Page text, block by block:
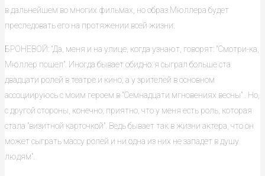
в дальнейшем во многих фильмах, но образ Мюллера будет
преследовать его на протяжении всей жизни.
БРОНЕВОЙ: "Да, меня и на улице, когда узнают, говорят: "Смотри-ка,
Мюллер пошел". Иногда бывает обидно: я сыграл больше ста
двадцати ролей в театре и кино, а у зрителей в основном
ассоциируюсь с моим героем в "Семнадцати мгновениях весны" . Но,
с другой стороны, конечно, приятно, что у меня есть роль, которая
стала "визитной карточкой". Ведь бывает так в жизни актера, что он
может сыграть массу ролей и ни одна из них не западет в душу
людям".